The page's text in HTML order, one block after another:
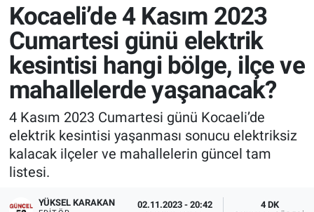
Kocaeli’de 4 Kasım 2023
Cumartesi günü elektrik
kesintisi hangi bölge, ilçe ve
mahallelerde yaşanacak?
4 Kasım 2023 Cumartesi günü Kocaeli’de
elektrik kesintisi yaşanması sonucu elektriksiz
kalacak ilçeler ve mahallelerin güncel tam
listesi.
YÜKSEL KARAKAN 02.11.2023 - 20:42 4 DK